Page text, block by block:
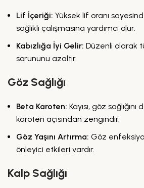
Lif İçeriği: Yüksek lif oranı
sağlıklı çalışmasına yardımcı olur.
Kabızlığa İyi Gelir: Düzenli olarak
sorununu azaltır.
Göz Sağlığı
Beta Karoten: Kayısı, göz
karoten açısından zengindir.
Göz Yaşını Artırma: Göz
önleyici etkileri vardır.
Kalp Sağlığı